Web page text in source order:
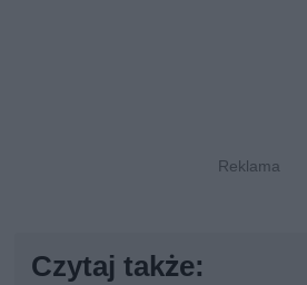
Czytaj także: